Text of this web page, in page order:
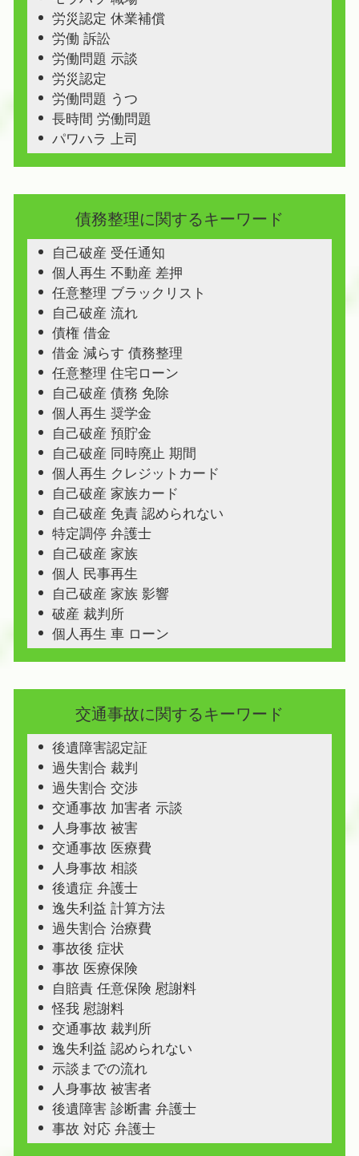
労災認定 休業補償
労働 訴訟
労働問題 示談
労災認定
労働問題 うつ
長時間 労働問題
パワハラ 上司
債務整理に関するキーワード
自己破産 受任通知
個人再生 不動産 差押
任意整理 ブラックリスト
自己破産 流れ
債権 借金
借金 減らす 債務整理
任意整理 住宅ローン
自己破産 債務 免除
個人再生 奨学金
自己破産 預貯金
自己破産 同時廃止 期間
個人再生 クレジットカード
自己破産 家族カード
自己破産 免責 認められない
特定調停 弁護士
自己破産 家族
個人 民事再生
自己破産 家族 影響
破産 裁判所
個人再生 車 ローン
交通事故に関するキーワード
後遺障害認定証
過失割合 裁判
過失割合 交渉
交通事故 加害者 示談
人身事故 被害
交通事故 医療費
人身事故 相談
後遺症 弁護士
逸失利益 計算方法
過失割合 治療費
事故後 症状
事故 医療保険
自賠責 任意保険 慰謝料
怪我 慰謝料
交通事故 裁判所
逸失利益 認められない
示談までの流れ
人身事故 被害者
後遺障害 診断書 弁護士
事故 対応 弁護士